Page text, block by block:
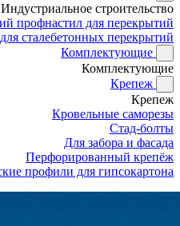
Индустриальное строительство
профнастил для перекрытий
сталебетонных перекрытий
Комплектующие
Комплектующие
Крепеж
Крепеж
Кровельные саморезы
Стад-болты
Для забора и фасада
Перфорированный крепёж
профили для гипсокартона